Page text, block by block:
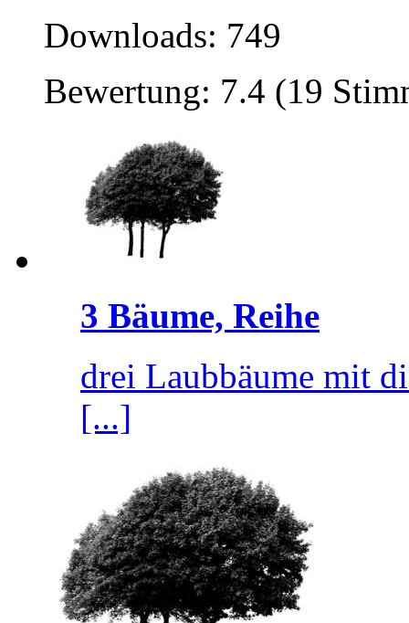
Downloads: 749
Bewertung: 7.4 (19
3 Bäume, Reihe
drei Laubbäume mit
[...]